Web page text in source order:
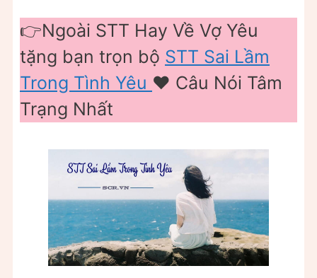
👉Ngoài STT Hay Về Vợ Yêu
tặng bạn trọn bộ STT Sai Lầm
Trong Tình Yêu ❤️️ Câu Nói Tâm
Trạng Nhất